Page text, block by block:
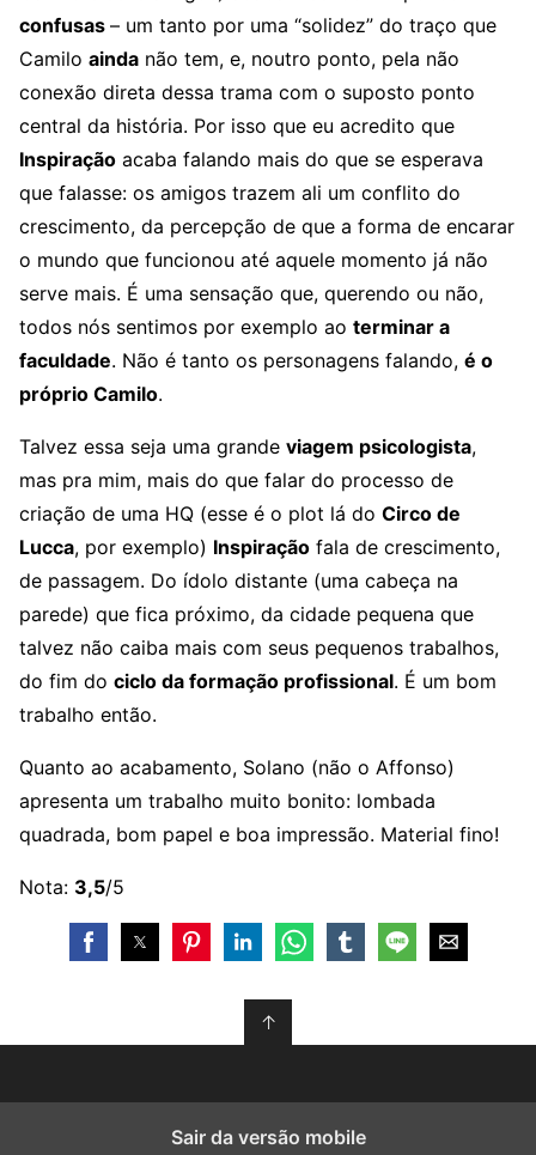
confusas – um tanto por uma “solidez” do traço que
Camilo ainda não tem, e, noutro ponto, pela não
conexão direta dessa trama com o suposto ponto
central da história. Por isso que eu acredito que
Inspiração acaba falando mais do que se esperava
que falasse: os amigos trazem ali um conflito do
crescimento, da percepção de que a forma de encarar
o mundo que funcionou até aquele momento já não
serve mais. É uma sensação que, querendo ou não,
todos nós sentimos por exemplo ao terminar a
faculdade. Não é tanto os personagens falando, é o
próprio Camilo.
Talvez essa seja uma grande viagem psicologista,
mas pra mim, mais do que falar do processo de
criação de uma HQ (esse é o plot lá do Circo de
Lucca, por exemplo) Inspiração fala de crescimento,
de passagem. Do ídolo distante (uma cabeça na
parede) que fica próximo, da cidade pequena que
talvez não caiba mais com seus pequenos trabalhos,
do fim do ciclo da formação profissional. É um bom
trabalho então.
Quanto ao acabamento, Solano (não o Affonso)
apresenta um trabalho muito bonito: lombada
quadrada, bom papel e boa impressão. Material fino!
Nota: 3,5/5
↑
Sair da versão mobile